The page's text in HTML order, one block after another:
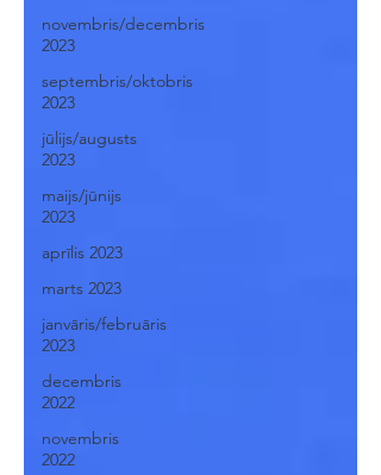
novembris/decembris
2023
septembris/oktobris
2023
jūlijs/augusts
2023
maijs/jūnijs
2023
aprīlis 2023
marts 2023
janvāris/februāris
2023
decembris
2022
novembris
2022